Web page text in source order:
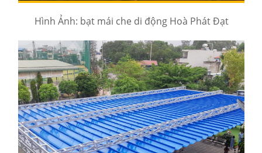
Hình Ảnh: bạt mái che di động Hoà Phát Đạt